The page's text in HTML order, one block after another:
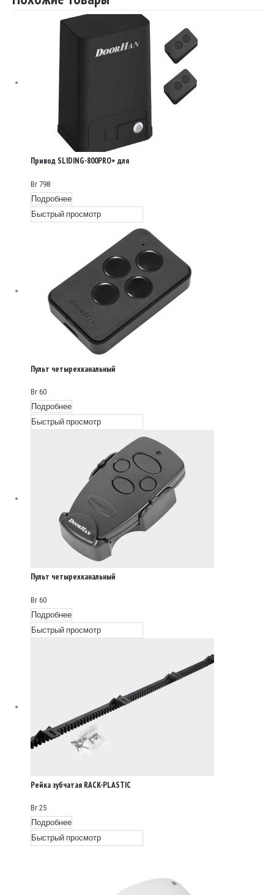
Привод SLIDING-800PRO+ для
Br 798
Подробнее
Быстрый просмотр
Пульт четырехканальный
Br 60
Подробнее
Быстрый просмотр
Пульт четырехканальный
Br 60
Подробнее
Быстрый просмотр
Рейка зубчатая RACK-PLASTIC
Br 25
Подробнее
Быстрый просмотр